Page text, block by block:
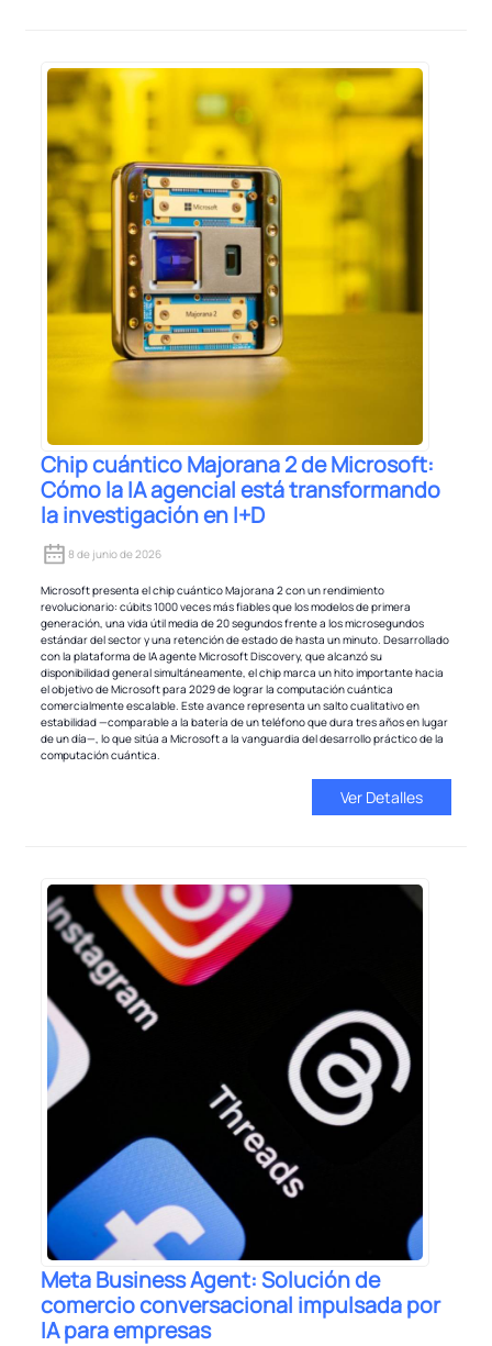
Chip cuántico Majorana 2 de Microsoft:
Cómo la IA agencial está transformando
la investigación en I+D
8 de junio de 2026
Microsoft presenta el chip cuántico Majorana 2 con un rendimiento
revolucionario: cúbits 1000 veces más fiables que los modelos de primera
generación, una vida útil media de 20 segundos frente a los microsegundos
estándar del sector y una retención de estado de hasta un minuto. Desarrollado
con la plataforma de IA agente Microsoft Discovery, que alcanzó su
disponibilidad general simultáneamente, el chip marca un hito importante hacia
el objetivo de Microsoft para 2029 de lograr la computación cuántica
comercialmente escalable. Este avance representa un salto cualitativo en
estabilidad —comparable a la batería de un teléfono que dura tres años en lugar
de un día—, lo que sitúa a Microsoft a la vanguardia del desarrollo práctico de la
computación cuántica.
Ver Detalles
Meta Business Agent: Solución de
comercio conversacional impulsada por
IA para empresas